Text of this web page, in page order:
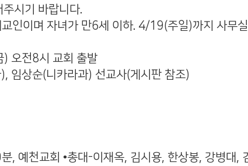
시기 바랍니다.
인이며 자녀가 만6세 이하. 4/19(주일)까지 사무
오전8시 교회 출발
임상순(니카라과) 선교사(게시판 참조)
, 예천교회 •총대-이재옥, 김시용, 한상봉, 강병대,